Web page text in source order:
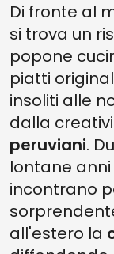
Di fronte al
si trova un
popone
piatti
insoliti alle
dalla
peruviani.
lontane
incontrano
all'estero la